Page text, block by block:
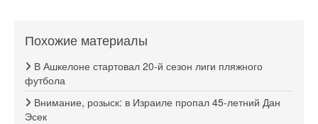
Похожие материалы
В Ашкелоне стартовал 20-й сезон лиги пляжного
футбола
Внимание, розыск: в Израиле пропал 45-летний Дан
Эсек